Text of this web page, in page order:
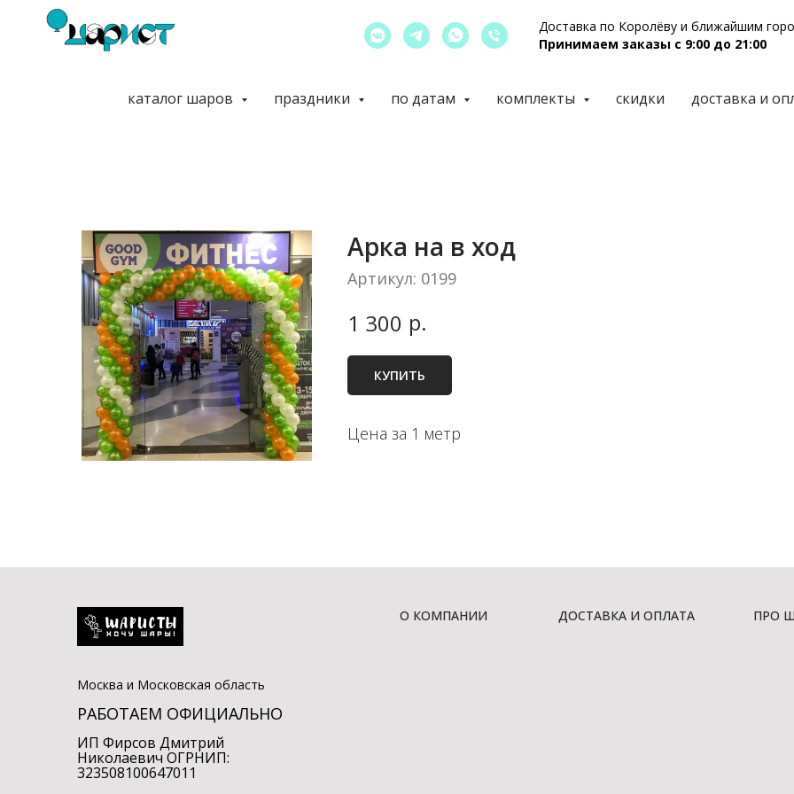
Доставка по Королёву и ближайшим
Принимаем заказы с 9:00 до 21:00
каталог шаров праздники по датам комплекты скидки доставка и
Арка на в ход
Артикул: 0199
1 300 р.
КУПИТЬ
Цена за 1 метр
Москва и Московская область
РАБОТАЕМ ОФИЦИАЛЬНО
ИП Фирсов Дмитрий
Николаевич ОГРНИП:
323508100647011
О КОМПАНИИ ДОСТАВКА И ОПЛАТА ПРО